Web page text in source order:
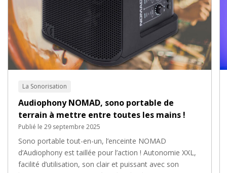
La Sonorisation
Audiophony NOMAD, sono portable de
terrain à mettre entre toutes les mains !
Publié le 29 septembre 2025
Sono portable tout-en-un, l’enceinte NOMAD
d’Audiophony est taillée pour l’action ! Autonomie XXL,
facilité d’utilisation, son clair et puissant avec son